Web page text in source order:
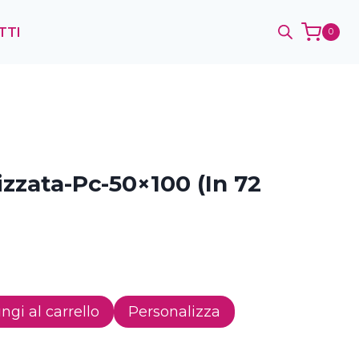
0
Pc-50×100 (in 72
al carrello Personalizza